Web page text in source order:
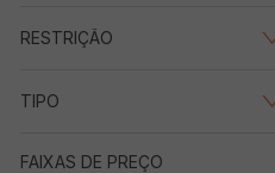
RESTRIÇÃO
TIPO
FAIXAS DE PREÇO